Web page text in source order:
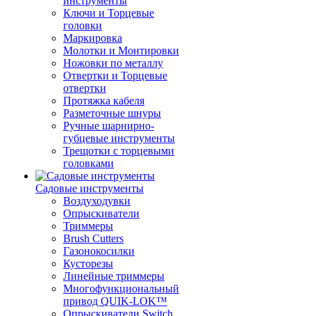
Ключи и Торцевые
головки
Маркировка
Молотки и Монтировки
Ножовки по металлу
Отвертки и Торцевые
отвертки
Протяжка кабеля
Разметочные шнуры
Ручные шарнирно-
губцевые инструменты
Трещотки с торцевыми
головками
Садовые инструменты
Воздуходувки
Опрыскиватели
Триммеры
Brush Cutters
Газонокосилки
Кусторезы
Линейные триммеры
Многофункциональный
привод QUIK-LOK™
Опрыскиватели Switch